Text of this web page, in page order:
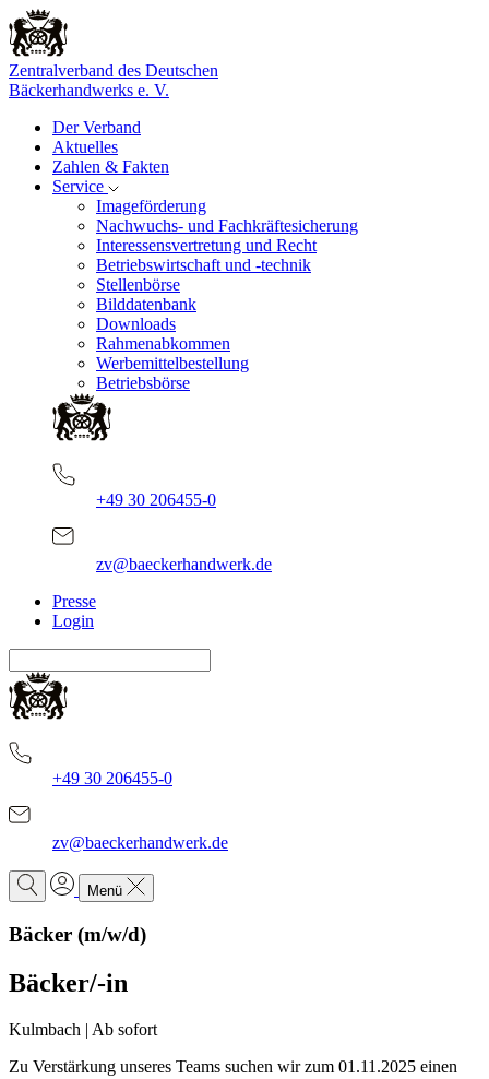
Zentralverband des Deutschen
Bäckerhandwerks e. V.
Der Verband
Aktuelles
Zahlen & Fakten
Service
Imageförderung
Nachwuchs- und Fachkräftesicherung
Interessensvertretung und Recht
Betriebswirtschaft und -technik
Stellenbörse
Bilddatenbank
Downloads
Rahmenabkommen
Werbemittelbestellung
Betriebsbörse
+49 30 206455-0
zv@baeckerhandwerk.de
Presse
Login
+49 30 206455-0
zv@baeckerhandwerk.de
Menü
Bäcker (m/w/d)
Bäcker/-in
Kulmbach | Ab sofort
Zu Verstärkung unseres Teams suchen wir zum 01.11.2025 einen